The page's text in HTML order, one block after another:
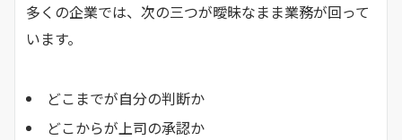
多くの企業では、次の三つが曖昧なまま業務が回って
います。
どこまでが自分の判断か
どこからが上司の承認か